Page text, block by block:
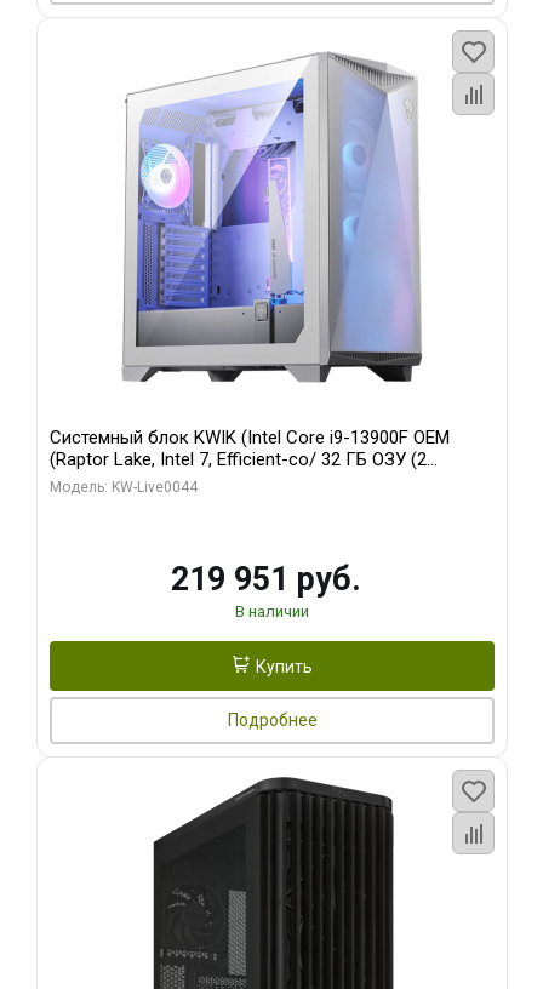
Системный блок KWIK (Intel Core i9-13900F OEM
(Raptor Lake, Intel 7, Efficient-co/ 32 ГБ ОЗУ (2
модуля)/ Gigabyte RTX5070Ti AERO OC 16GB GDDR7
Модель: KW-Live0044
219 951 руб.
В наличии
Купить
Подробнее